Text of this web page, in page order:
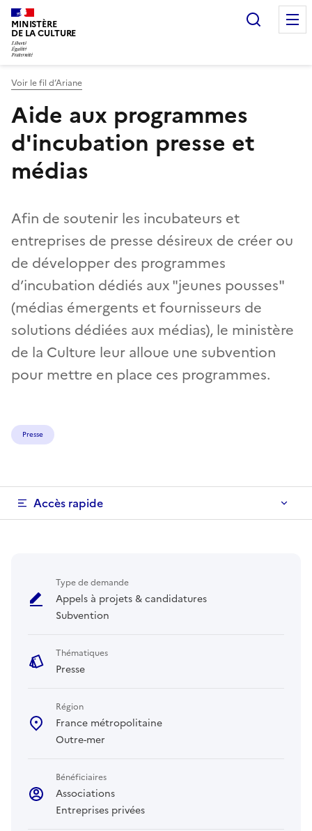
MINISTÈRE
DE LA CULTURE
Voir le fil d’Ariane
Aide aux programmes
d'incubation presse et
médias
Afin de soutenir les incubateurs et
entreprises de presse désireux de créer ou
de développer des programmes
d’incubation dédiés aux "jeunes pousses"
(médias émergents et fournisseurs de
solutions dédiées aux médias), le ministère
de la Culture leur alloue une subvention
pour mettre en place ces programmes.
Presse
Accès rapide
Type de demande
Appels à projets & candidatures
Subvention
Thématiques
Presse
Région
France métropolitaine
Outre-mer
Bénéficiaires
Associations
Entreprises privées